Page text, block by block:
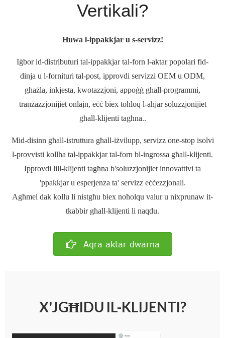
Vertikali?
Huwa l-ippakkjar u s-servizz!
Iġbor id-distributuri tal-ippakkjar tal-forn l-aktar popolari fid-
dinja u l-fornituri tal-post, ipprovdi servizzi OEM u ODM,
għażla, inkjesta, kwotazzjoni, appoġġ għall-programmi,
tranżazzjonijiet onlajn, eċċ biex toħloq l-aħjar soluzzjonijiet
għall-klijenti tagħna..
Mid-disinn għall-istruttura għall-iżvilupp, servizz one-stop isolvi
l-provvisti kollha tal-ippakkjar tal-forn bl-ingrossa għall-klijenti.
Ipprovdi lill-klijenti tagħna b'soluzzjonijiet innovattivi ta
'ppakkjar u esperjenza ta' servizz eċċezzjonali.
Agħmel dak kollu li nistgħu biex noħolqu valur u nixprunaw it-
tkabbir għall-klijenti li naqdu.
Aqra aktar dwarna
X'JGĦIDU IL-KLIJENTI?